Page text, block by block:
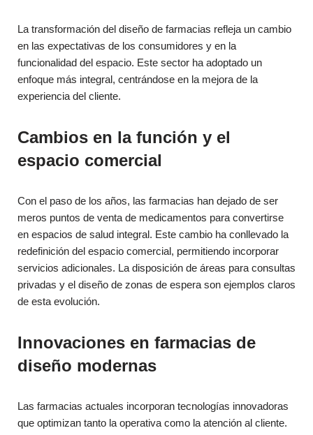
La transformación del diseño de farmacias refleja un cambio
en las expectativas de los consumidores y en la
funcionalidad del espacio. Este sector ha adoptado un
enfoque más integral, centrándose en la mejora de la
experiencia del cliente.
Cambios en la función y el
espacio comercial
Con el paso de los años, las farmacias han dejado de ser
meros puntos de venta de medicamentos para convertirse
en espacios de salud integral. Este cambio ha conllevado la
redefinición del espacio comercial, permitiendo incorporar
servicios adicionales. La disposición de áreas para consultas
privadas y el diseño de zonas de espera son ejemplos claros
de esta evolución.
Innovaciones en farmacias de
diseño modernas
Las farmacias actuales incorporan tecnologías innovadoras
que optimizan tanto la operativa como la atención al cliente.